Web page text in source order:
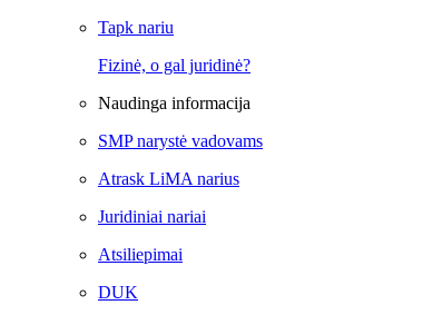
Tapk nariu
Fizinė, o gal juridinė?
Naudinga informacija
SMP narystė vadovams
Atrask LiMA narius
Juridiniai nariai
Atsiliepimai
DUK